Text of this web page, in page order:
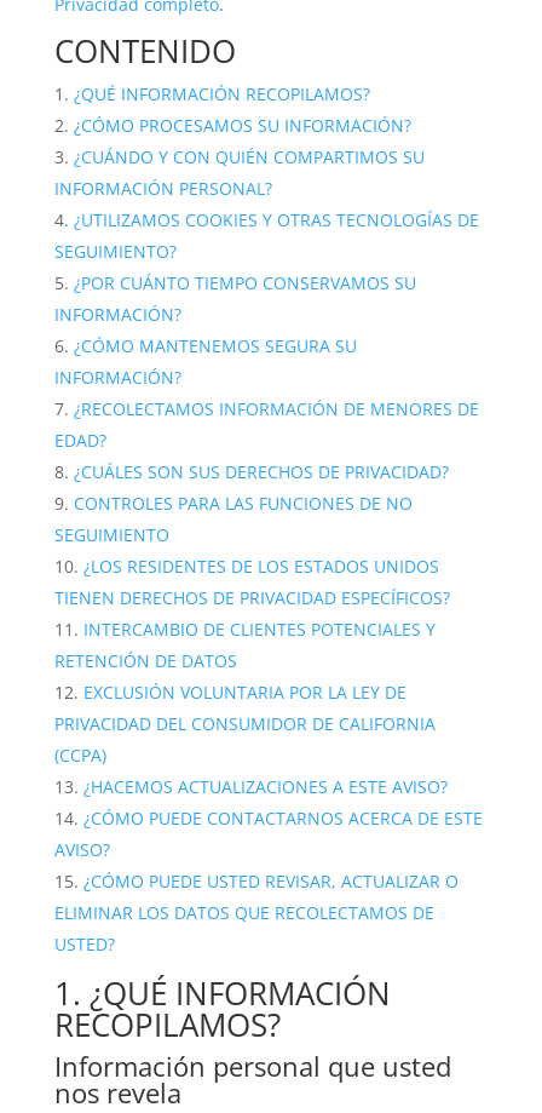
Privacidad completo.
CONTENIDO
¿QUÉ INFORMACIÓN RECOPILAMOS?
¿CÓMO PROCESAMOS SU INFORMACIÓN?
¿CUÁNDO Y CON QUIÉN COMPARTIMOS SU
INFORMACIÓN PERSONAL?
¿UTILIZAMOS COOKIES Y OTRAS TECNOLOGÍAS DE
SEGUIMIENTO?
¿POR CUÁNTO TIEMPO CONSERVAMOS SU
INFORMACIÓN?
¿CÓMO MANTENEMOS SEGURA SU
INFORMACIÓN?
¿RECOLECTAMOS INFORMACIÓN DE MENORES DE
EDAD?
¿CUÁLES SON SUS DERECHOS DE PRIVACIDAD?
CONTROLES PARA LAS FUNCIONES DE NO
SEGUIMIENTO
¿LOS RESIDENTES DE LOS ESTADOS UNIDOS
TIENEN DERECHOS DE PRIVACIDAD ESPECÍFICOS?
INTERCAMBIO DE CLIENTES POTENCIALES Y
RETENCIÓN DE DATOS
EXCLUSIÓN VOLUNTARIA POR LA LEY DE
PRIVACIDAD DEL CONSUMIDOR DE CALIFORNIA
(CCPA)
¿HACEMOS ACTUALIZACIONES A ESTE AVISO?
¿CÓMO PUEDE CONTACTARNOS ACERCA DE ESTE
AVISO?
¿CÓMO PUEDE USTED REVISAR, ACTUALIZAR O
ELIMINAR LOS DATOS QUE RECOLECTAMOS DE
USTED?
1. ¿QUÉ INFORMACIÓN
RECOPILAMOS?
Información personal que usted
nos revela